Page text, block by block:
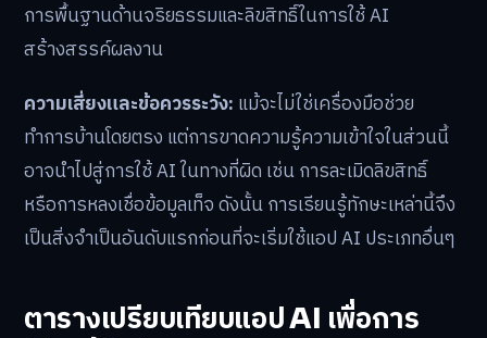
การพื้นฐานด้านจริยธรรมและลิขสิทธิ์ในการใช้ AI
สร้างสรรค์ผลงาน
ความเสี่ยงและข้อควรระวัง: แม้จะไม่ใช่เครื่องมือช่วย
ทำการบ้านโดยตรง แต่การขาดความรู้ความเข้าใจในส่วนนี้
อาจนำไปสู่การใช้ AI ในทางที่ผิด เช่น การละเมิดลิขสิทธิ์
หรือการหลงเชื่อข้อมูลเท็จ ดังนั้น การเรียนรู้ทักษะเหล่านี้จึง
เป็นสิ่งจำเป็นอันดับแรกก่อนที่จะเริ่มใช้แอป AI ประเภทอื่นๆ
ตารางเปรียบเทียบแอป AI เพื่อการ